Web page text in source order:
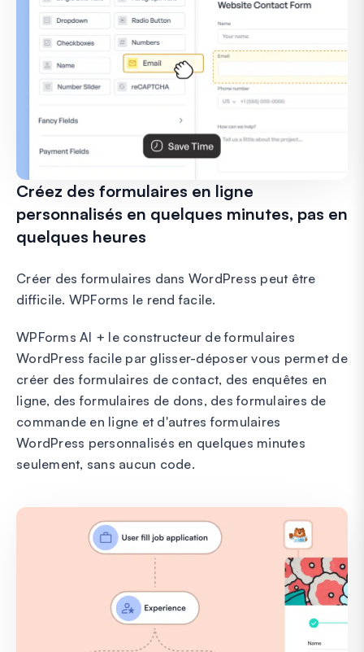
Créez des formulaires en ligne
personnalisés en quelques minutes, pas en
quelques heures
Créer des formulaires dans WordPress peut être
difficile. WPForms le rend facile.
WPForms AI + le constructeur de formulaires
WordPress facile par glisser-déposer vous permet de
créer des formulaires de contact, des enquêtes en
ligne, des formulaires de dons, des formulaires de
commande en ligne et d'autres formulaires
WordPress personnalisés en quelques minutes
seulement, sans aucun code.